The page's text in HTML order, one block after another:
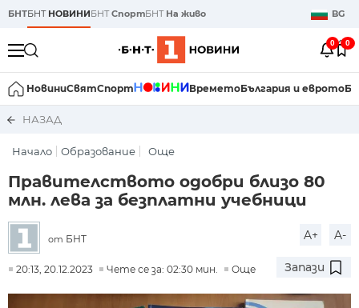
БНТБНТ НОВИНИБНТСпортБНТ На живо BG
0 0
НовиниСвятСпорт ВреметоБългария и еврото
НАЗАД
Начало Образование Още
Правителството одобри близо 80
млн. лева за безплатни учебници
от БНТ A+ A-
20:13, 20.12.2023 Чете се за: 02:30 мин. Още Запази